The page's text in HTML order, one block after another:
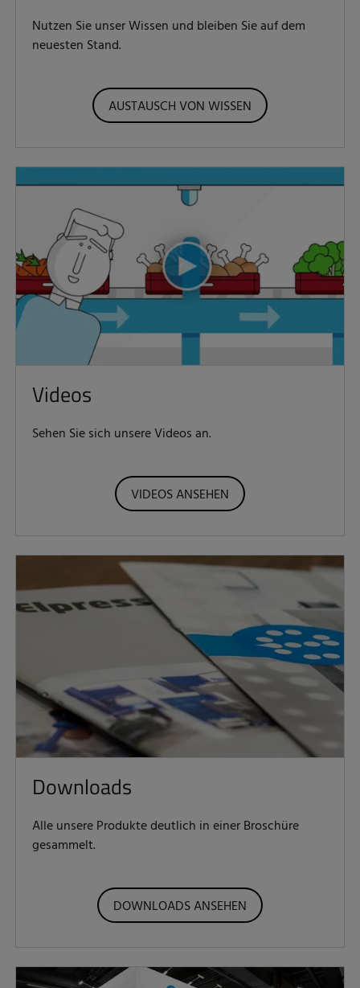
Nutzen Sie unser Wissen und bleiben Sie auf dem
neuesten Stand.
AUSTAUSCH VON WISSEN
Videos
Sehen Sie sich unsere Videos an.
VIDEOS ANSEHEN
Downloads
Alle unsere Produkte deutlich in einer Broschüre
gesammelt.
DOWNLOADS ANSEHEN